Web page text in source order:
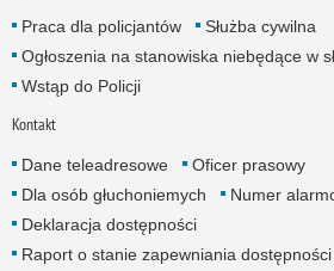
Praca dla policjantów
Służba cywilna
Ogłoszenia na stanowiska niebędące w
Wstąp do Policji
Kontakt
Dane teleadresowe
Oficer prasowy
Dla osób głuchoniemych
Numer
Deklaracja dostępności
Raport o stanie zapewniania dostępności